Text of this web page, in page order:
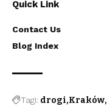
Quick Link
Contact Us
Blog Index
Tagi: drogi Kraków